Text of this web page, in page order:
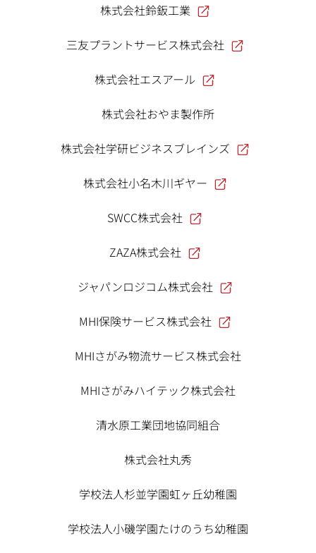
株式会社鈴鈑工業
三友プラントサービス株式会社
株式会社エスアール
株式会社おやま製作所
株式会社学研ビジネスブレインズ
株式会社小名木川ギヤー
SWCC株式会社
ZAZA株式会社
ジャパンロジコム株式会社
MHI保険サービス株式会社
MHIさがみ物流サービス株式会社
MHIさがみハイテック株式会社
清水原工業団地協同組合
株式会社丸秀
学校法人杉並学園虹ヶ丘幼稚園
学校法人小磯学園たけのうち幼稚園